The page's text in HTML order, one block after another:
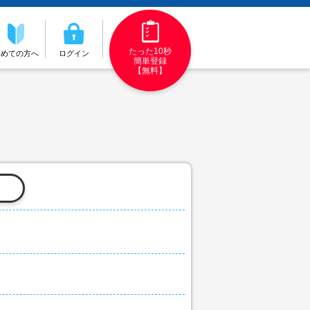
ての方へ ログイン
たった10秒
簡単登録
【無料】